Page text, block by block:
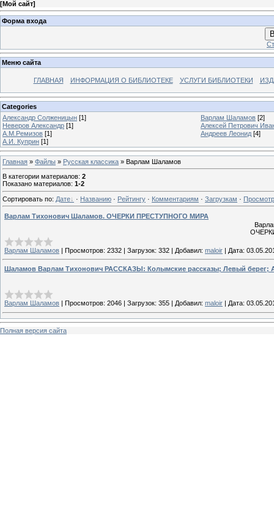
[Мой сайт]
Форма входа
Меню сайта
ГЛАВНАЯ ИНФОРМАЦИЯ О БИБЛИОТЕКЕ УСЛУГИ БИБЛИОТЕКИ
Categories
Александр Солженицын [1] Варлам Шаламов [2]
Неверов Александр [1]
Алексей Петрович
А.М.Ремизов [1] Андреев Леонид [4]
А.И. Куприн [1]
Главная » Файлы » Русская классика » Варлам Шаламов
В категории материалов: 2
Показано материалов: 1-2
Сортировать по: Дате · Названию · Рейтингу · Комментариям · Загрузкам ·
Варлам Тихонович Шаламов. ОЧЕРКИ ПРЕСТУПНОГО МИРА
Варлам Шаламов | Просмотров: 2332 | Загрузок: 332 | Добавил: maloir | Дата:
Шаламов Варлам Тихонович РАССКАЗЫ: Колымские рассказы; Левый берег;
Варлам Шаламов Просмотров: 2046 Загрузок: 355 Добавил: maloir Дата:
Полная версия сайта